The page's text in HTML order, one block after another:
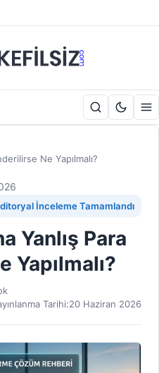
Ne Yapılmalı?
İnceleme Tamamlandı
Yanlış Para
Yapılmalı?
Tarihi:20 Haziran 2026